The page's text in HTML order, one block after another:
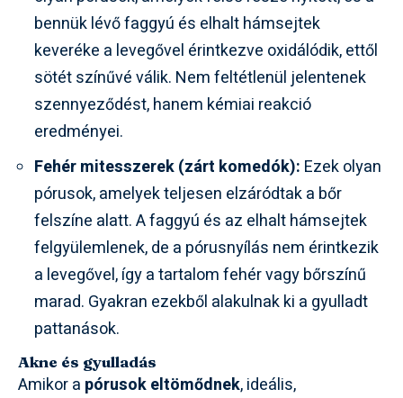
bennük lévő faggyú és elhalt hámsejtek
keveréke a levegővel érintkezve oxidálódik, ettől
sötét színűvé válik. Nem feltétlenül jelentenek
szennyeződést, hanem kémiai reakció
eredményei.
Fehér mitesszerek (zárt komedók): Ezek olyan
pórusok, amelyek teljesen elzáródtak a bőr
felszíne alatt. A faggyú és az elhalt hámsejtek
felgyülemlenek, de a pórusnyílás nem érintkezik
a levegővel, így a tartalom fehér vagy bőrszínű
marad. Gyakran ezekből alakulnak ki a gyulladt
pattanások.
Akne és gyulladás
Amikor a pórusok eltömődnek, ideális,